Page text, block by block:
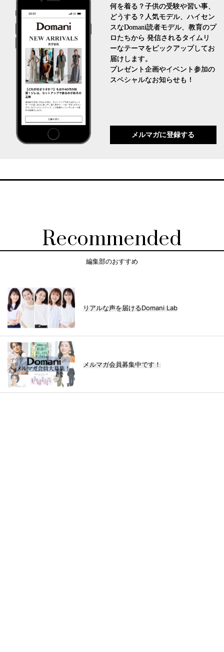
何を着る？子供の受験や習い事、
どうする？人気モデル、ハイセン
スなDomani読者モデル、教育のプ
ロたちから 発信されるタイムリ
ーなテーマをピックアップしてお
届けします。
プレゼント企画やイベント参加の
スペシャルなお知らせも！
メルマガに登録する
Recommended
編集部のおすすめ
リアルな声を届けるDomani Lab
メルマガ会員募集中です！